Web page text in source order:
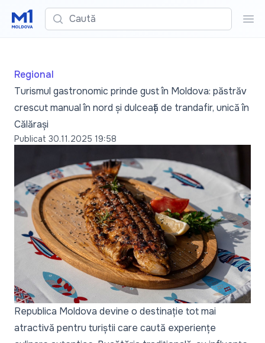
Caută
Regional
Turismul gastronomic prinde gust în Moldova: păstrăv
crescut manual în nord și dulceață de trandafir, unică în
Călărași
Publicat 30.11.2025 19:58
Republica Moldova devine o destinație tot mai
atractivă pentru turiștii care caută experiențe